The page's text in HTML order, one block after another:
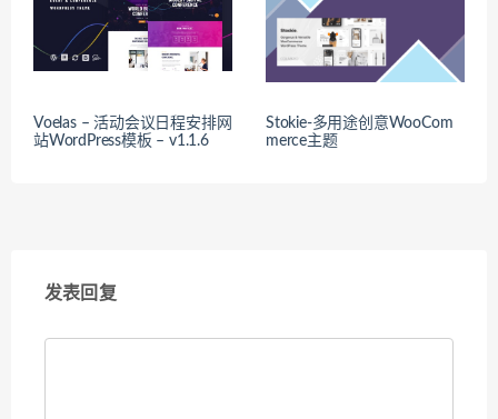
Voelas – 活动会议日程安排网
站WordPress模板 – v1.1.6
Stokie-多用途创意WooCom
merce主题
发表回复